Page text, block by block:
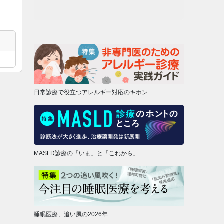
日常診療で役立つアレルギー対応のキホン
MASLD診療の「いま」と「これから」
睡眠医療、追い風の2026年